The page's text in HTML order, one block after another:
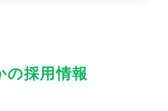
の採用情報